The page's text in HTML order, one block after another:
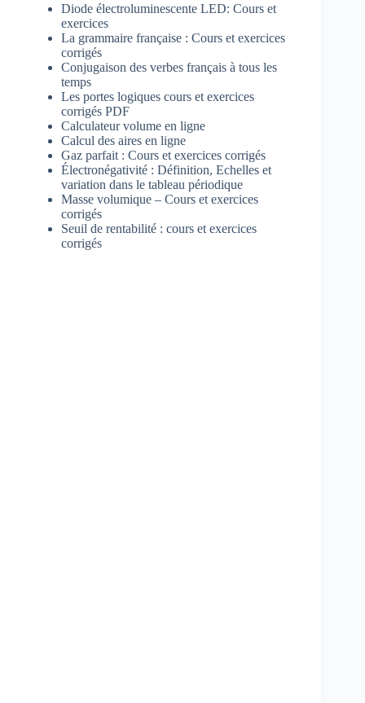
Diode électroluminescente LED: Cours et
exercices
La grammaire française : Cours et exercices
corrigés
Conjugaison des verbes français à tous les
temps
Les portes logiques cours et exercices
corrigés PDF
Calculateur volume en ligne
Calcul des aires en ligne
Gaz parfait : Cours et exercices corrigés
Électronégativité : Définition, Echelles et
variation dans le tableau périodique
Masse volumique – Cours et exercices
corrigés
Seuil de rentabilité : cours et exercices
corrigés